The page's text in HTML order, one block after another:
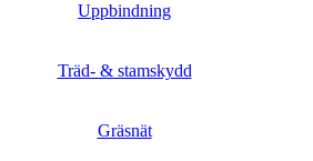
Uppbindning
Träd- & stamskydd
Gräsnät